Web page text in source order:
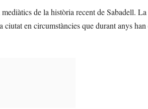
de la història recent de Sabadell.
en circumstàncies que durant anys han